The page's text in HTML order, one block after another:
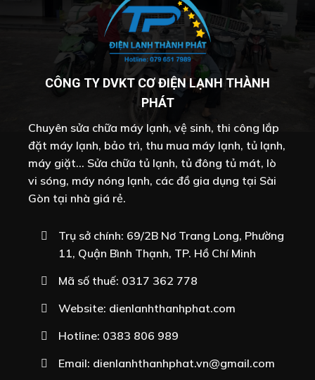
CÔNG TY DVKT CƠ ĐIỆN LẠNH THÀNH
PHÁT
Chuyên sửa chữa máy lạnh, vệ sinh, thi công lắp
đặt máy lạnh, bảo trì, thu mua máy lạnh, tủ lạnh,
máy giặt... Sửa chữa tủ lạnh, tủ đông tủ mát, lò
vi sóng, máy nóng lạnh, các đồ gia dụng tại Sài
Gòn tại nhà giá rẻ.
Trụ sở chính: 69/2B Nơ Trang Long, Phường
11, Quận Bình Thạnh, TP. Hồ Chí Minh
Mã số thuế: 0317 362 778
Website: dienlanhthanhphat.com
Hotline: 0383 806 989
Email: dienlanhthanhphat.vn@gmail.com